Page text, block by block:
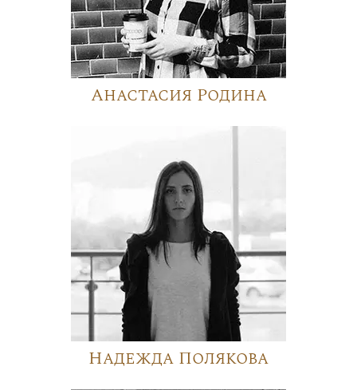
Анастасия Родина
Надежда Полякова